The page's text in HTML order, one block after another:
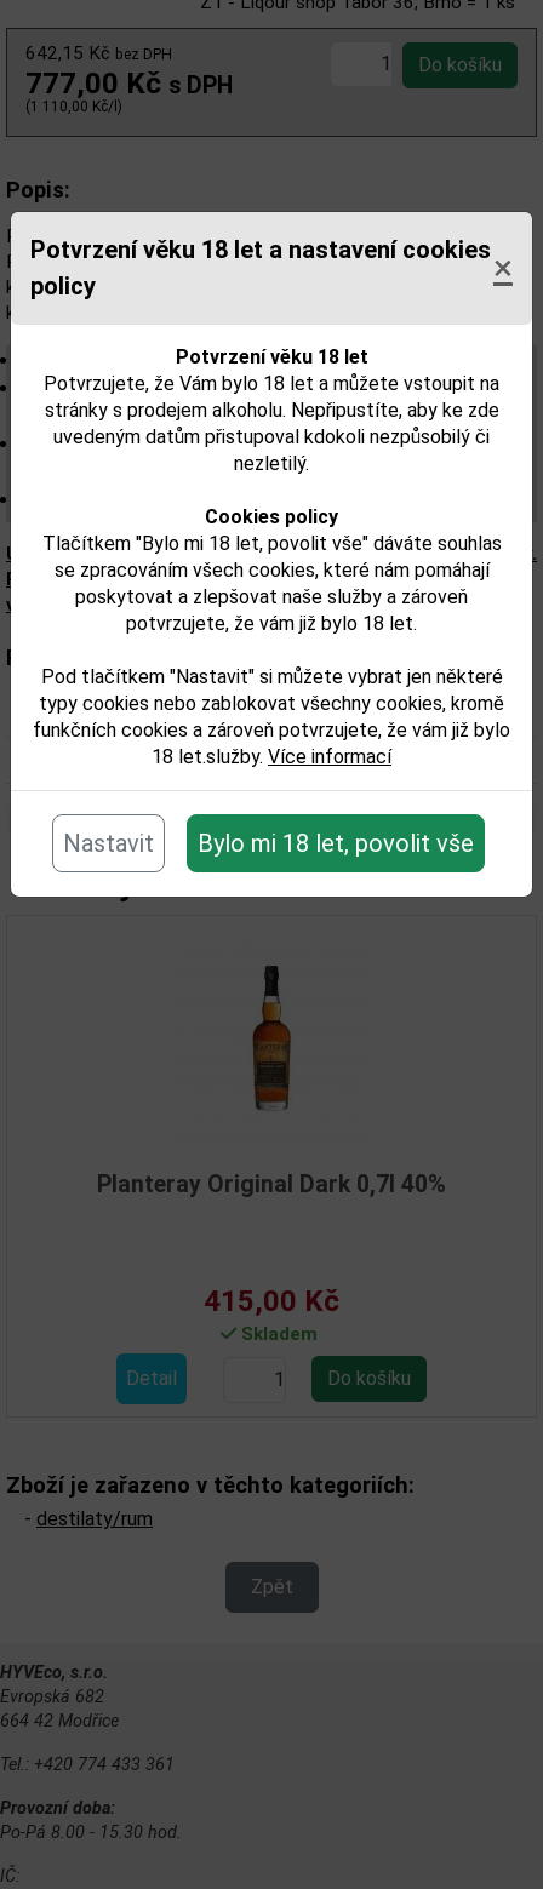
Potvrzení věku 18 let a nastavení cookies
policy
×
Potvrzení věku 18 let
Potvrzujete, že Vám bylo 18 let a můžete vstoupit na
stránky s prodejem alkoholu. Nepřipustíte, aby ke zde
uvedeným datům přistupoval kdokoli nezpůsobilý či
nezletilý.
Cookies policy
Tlačítkem "Bylo mi 18 let, povolit vše" dáváte souhlas
se zpracováním všech cookies, které nám pomáhají
poskytovat a zlepšovat naše služby a zároveň
potvrzujete, že vám již bylo 18 let.
Pod tlačítkem "Nastavit" si můžete vybrat jen některé
typy cookies nebo zablokovat všechny cookies, kromě
funkčních cookies a zároveň potvrzujete, že vám již bylo
18 let.služby. Více informací
Nastavit Bylo mi 18 let, povolit vše
642,15 Kč bez DPH
777,00 Kč s DPH
(1 110,00 Kč/l)
Popis:
Plantation Sealander je nový a trvalý přírůstek do porfolia
Plantation. Spojuje rumy z tří různých ostrovů. Jedná se o blend
kotlíkových a kolonových rumů z Barbadosu, nestařeného
kolonového rumu z Mauricia a kotlíkového rumu z Fiji.
Barva: mahagonová.
Aroma: vařené banány, kokosové ořechy, káva, mandle,
citrusové nuance, vanilka.
Chuť: intenzivní sladko-kořeněná, švestky, meruňky,
muškátový oříšek, vanilka, mléčná čokoláda.
Upozorňujeme, že tento produkt může obsahovat alergeny.
Přesné složení a alergeny jsou k dispozici na obalu
výrobku. Zkontrolujte prosím před konzumací.
Parametry:
Obsah alkoholu obj. %: 40
Planteray Original Dark 0,7l 40%
415,00 Kč
Skladem
Zboží je zařazeno v těchto kategoriích:
- destilaty/rum
Zpět
HYVEco, s.r.o.
Evropská 682
664 42 Modřice
Tel.: +420 774 433 361
Provozní doba:
Po-Pá 8.00 - 15.30 hod.
IČ: